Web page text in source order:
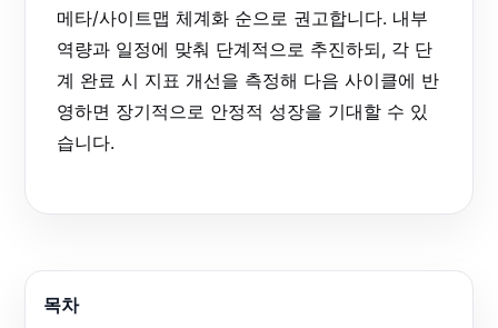
메타/사이트맵 체계화 순으로 권고합니다. 내부
역량과 일정에 맞춰 단계적으로 추진하되, 각 단
계 완료 시 지표 개선을 측정해 다음 사이클에 반
영하면 장기적으로 안정적 성장을 기대할 수 있
습니다.
목차